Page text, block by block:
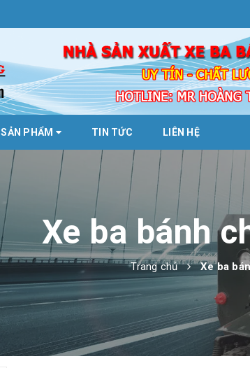
SẢN PHẨM TIN TỨC LIÊN HỆ
Xe ba bánh
Trang chủ Xe ba